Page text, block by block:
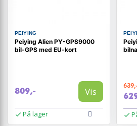
PEIYING
Peiying Alien PY-GPS9000
bil-GPS med EU-kort
809,- Vis
På lager